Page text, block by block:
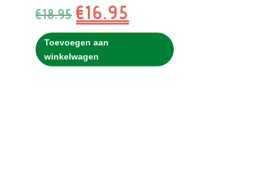
€18.95 Oorspronkelijke
prijs
was:
€18.95.
€16.95
prijs
€16.95.
Toevoegen aan
winkelwagen